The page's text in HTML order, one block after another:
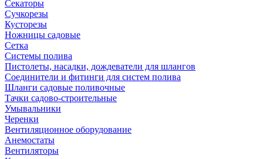
Секаторы
Сучкорезы
Кусторезы
Ножницы садовые
Сетка
Системы полива
Пистолеты, насадки, дождеватели для шлангов
Соединители и фитинги для систем полива
Шланги садовые поливочные
Тачки садово-строительные
Умывальники
Черенки
Вентиляционное оборудование
Анемостаты
Вентиляторы